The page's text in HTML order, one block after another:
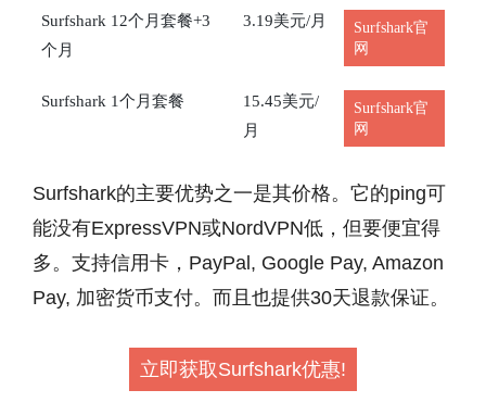
Surfshark 12个月套餐+3
个月
3.19美元/月
Surfshark官
网
Surfshark 1个月套餐
15.45美元/
月
Surfshark官
网
Surfshark的主要优势之一是其价格。它的ping可
能没有ExpressVPN或NordVPN低，但要便宜得
多。支持信用卡，PayPal, Google Pay, Amazon
Pay, 加密货币支付。而且也提供30天退款保证。
立即获取Surfshark优惠!